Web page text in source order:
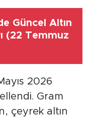
Güncel Altın
(22 Temmuz
2026
Gram
çeyrek altın